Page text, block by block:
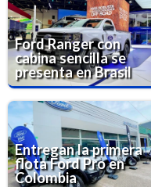
Ford Ranger con
cabina sencilla se
presenta en Brasil
Entregan la primera
flota Ford Pro en
Colombia